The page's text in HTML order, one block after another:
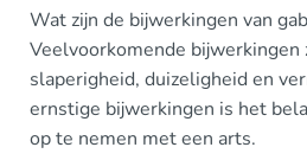
Wat zijn de bijwerkingen van
Veelvoorkomende bijwerkingen
slaperigheid, duizeligheid en
ernstige bijwerkingen is het
op te nemen met een arts.